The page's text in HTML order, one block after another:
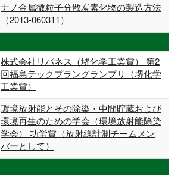
ナノ金属微粒子分散炭素化物の製造方法
（2013-060311）
株式会社リバネス（堺化学工業賞） 第2
回福島テックプラングランプリ（堺化学
工業賞）
環境放射能とその除染・中間貯蔵および
環境再生のための学会（環境放射能除染
学会） 功労賞（放射線計測チームメン
バーとして）